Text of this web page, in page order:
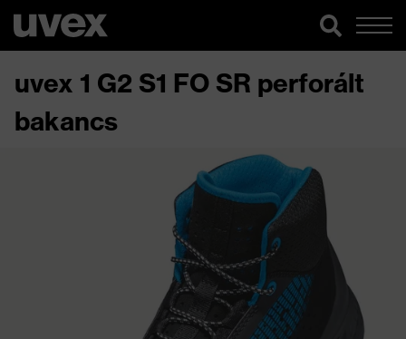
uvex 1 G2 S1 FO SR perforált
bakancs